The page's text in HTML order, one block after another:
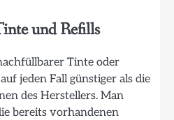
und Refills
Tinte oder
jeden Fall günstiger als die
des Herstellers. Man
bereits vorhandenen